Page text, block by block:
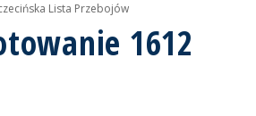
Lista Przebojów
1612